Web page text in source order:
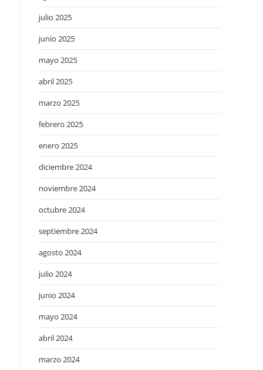
julio 2025
junio 2025
mayo 2025
abril 2025
marzo 2025
febrero 2025
enero 2025
diciembre 2024
noviembre 2024
octubre 2024
septiembre 2024
agosto 2024
julio 2024
junio 2024
mayo 2024
abril 2024
marzo 2024